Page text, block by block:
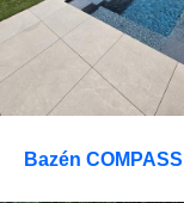
Bazén